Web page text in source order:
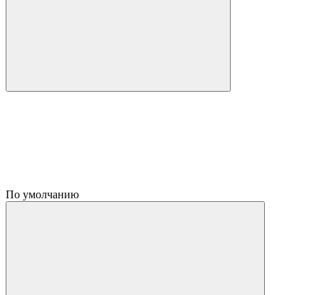
По умолчанию